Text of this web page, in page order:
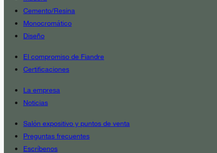
Cemento/Resina
Monocromático
Diseño
El compromiso de Fiandre
Certificaciones
La empresa
Noticias
Salón expositivo y puntos de venta
Preguntas frecuentes
Escríbenos